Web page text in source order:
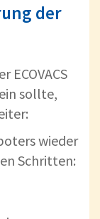
der
ECOVACS
sollte,
wieder
Schritten: